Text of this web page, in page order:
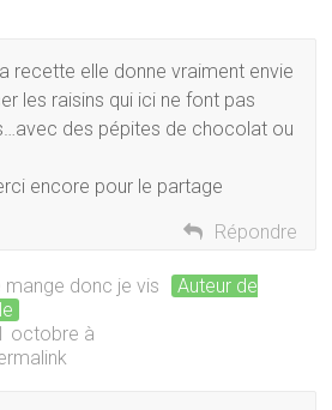
recette elle donne vraiment envie
les raisins qui ici ne font pas
des pépites de chocolat ou
encore pour le partage
Répondre
mange donc je vis
Auteur de
octobre à